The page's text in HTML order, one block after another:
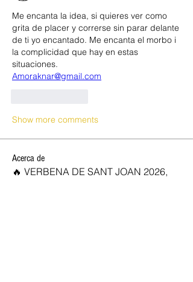
Me encanta la idea, si quieres ver como
grita de placer y correrse sin parar delante
de ti yo encantado. Me encanta el morbo i
la complicidad que hay en estas
situaciones.
Amoraknar@gmail.com
Show more comments
Acerca de
🔥 VERBENA DE SANT JOAN 2026,